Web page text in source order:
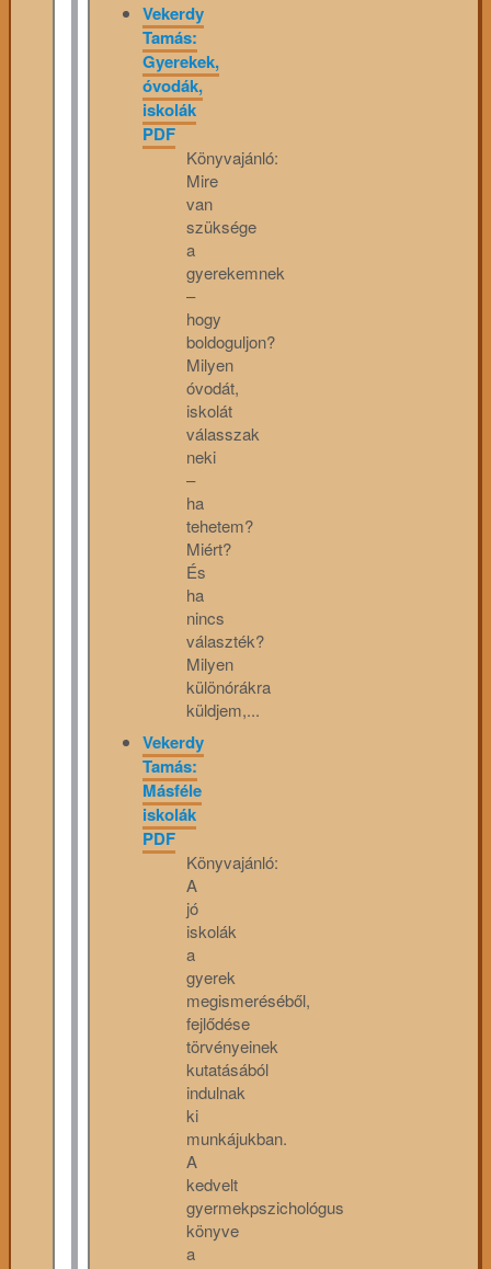
Vekerdy
Tamás:
Gyerekek,
óvodák,
iskolák
PDF
Könyvajánló:
Mire
van
szüksége
a
gyerekemnek
–
hogy
boldoguljon?
Milyen
óvodát,
iskolát
válasszak
neki
–
ha
tehetem?
Miért?
És
ha
nincs
választék?
Milyen
különórákra
küldjem,...
Vekerdy
Tamás:
Másféle
iskolák
PDF
Könyvajánló:
A
jó
iskolák
a
gyerek
megismeréséből,
fejlődése
törvényeinek
kutatásából
indulnak
ki
munkájukban.
A
kedvelt
gyermekpszichológus
könyve
a